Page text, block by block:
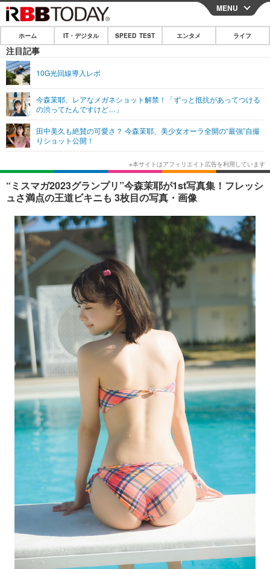
CLOSE
ホーム
IT・デジタル
ネタ
ショッピング その他
SPEED TEST
エンタメ
エンタメTOP
韓国・芸能
音楽 スポーツ
ショッピング その他
ライフ
ライフTOP グルメ
ペット ショッピング
その他
リリース一覧
プッシュ通知の停止方法
MENU
ホーム IT・デジタル SPEED TEST エンタメ ライフ
注目記事
10G光回線導入レポ
今森茉耶、レアなメガネショット解禁！「ずっと抵抗があってつける
の渋ってたんですけど…」
田中美久も絶賛の可愛さ？ 今森茉耶、美少女オーラ全開の“最強”自撮
りショット公開！
“ミスマガ2023グランプリ”今森茉耶が1st写真集！フレッシ
ュさ満点の王道ビキニも 3枚目の写真・画像